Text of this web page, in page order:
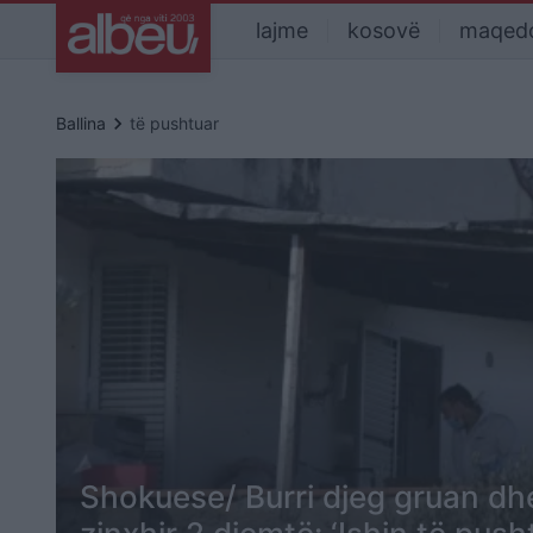
lajme kosovë
Ballina keyboard_arrow_right të pushtuar
Shokuese/ Burri djeg gruan